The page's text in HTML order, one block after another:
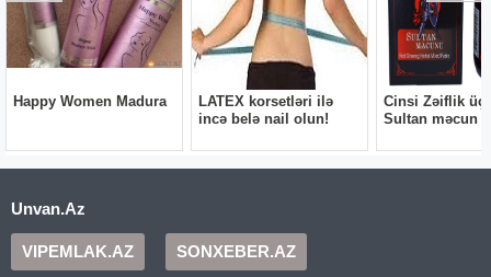
Unvan.Az
VIPEMLAK.AZ SONXEBER.AZ